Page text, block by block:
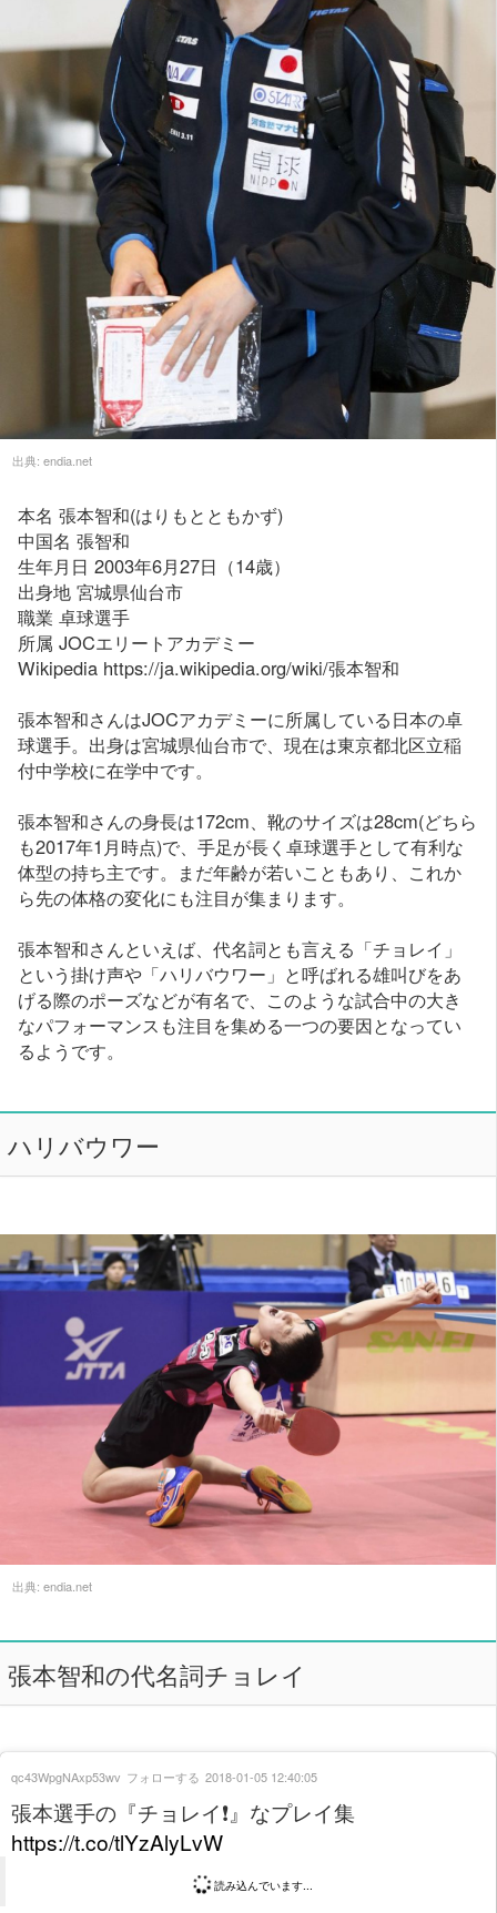
出典: endia.net
本名 張本智和(はりもとともかず)
中国名 張智和
生年月日 2003年6月27日（14歳）
出身地 宮城県仙台市
職業 卓球選手
所属 JOCエリートアカデミー
Wikipedia https://ja.wikipedia.org/wiki/張本智和
張本智和さんはJOCアカデミーに所属している日本の卓
球選手。出身は宮城県仙台市で、現在は東京都北区立稲
付中学校に在学中です。
張本智和さんの身長は172cm、靴のサイズは28cm(どちら
も2017年1月時点)で、手足が長く卓球選手として有利な
体型の持ち主です。まだ年齢が若いこともあり、これか
ら先の体格の変化にも注目が集まります。
張本智和さんといえば、代名詞とも言える「チョレイ」
という掛け声や「ハリバウワー」と呼ばれる雄叫びをあ
げる際のポーズなどが有名で、このような試合中の大き
なパフォーマンスも注目を集める一つの要因となってい
るようです。
ハリバウワー
出典: endia.net
張本智和の代名詞チョレイ
張本選手の『チョレイ❗』なプレイ集
https://t.co/tlYzAlyLvW
読み込んでいます...
qc43WpgNAxp53wv フォローする 2018-01-05 12:40:05